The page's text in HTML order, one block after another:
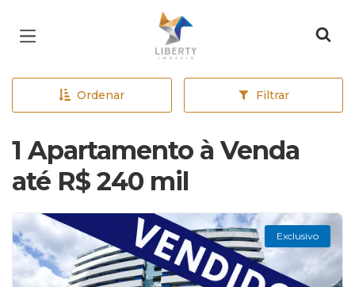
Página inicial
Ordenar Filtrar
1 Apartamento à Venda
até R$ 240 mil
Exclusivo